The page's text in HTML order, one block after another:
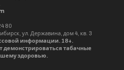
80
ул. Державина, дом 4, кв. 3
информации. 18+.
демонстрироваться табачные
здоровью.